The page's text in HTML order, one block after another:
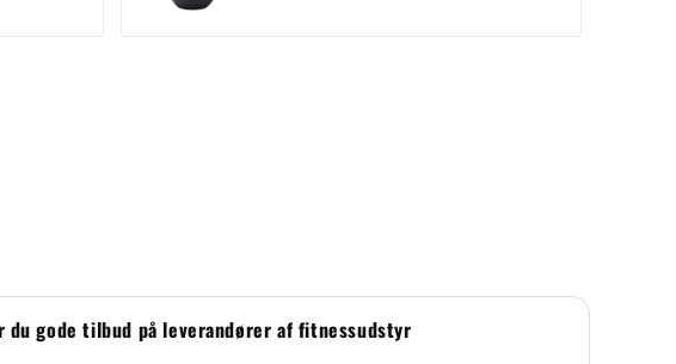
du gode tilbud på leverandører af fitnessudstyr